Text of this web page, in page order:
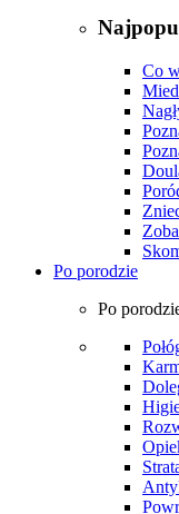
Co
Po porodzie
Po